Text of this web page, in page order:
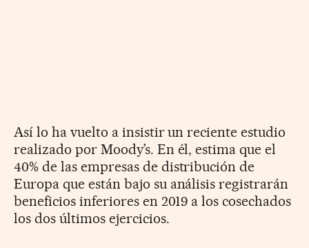
Así lo ha vuelto a insistir un reciente estudio
realizado por Moody’s. En él, estima que el
40% de las empresas de distribución de
Europa que están bajo su análisis registrarán
beneficios inferiores en 2019 a los cosechados
los dos últimos ejercicios.